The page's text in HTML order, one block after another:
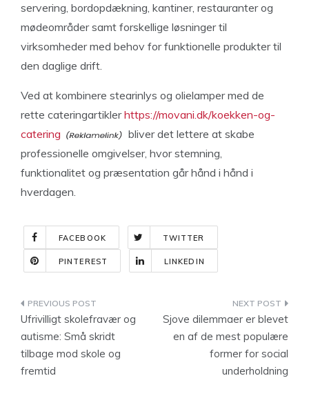
servering, bordopdækning, kantiner, restauranter og
mødeområder samt forskellige løsninger til
virksomheder med behov for funktionelle produkter til
den daglige drift.
Ved at kombinere stearinlys og olielamper med de
rette cateringartiklerhttps://movani.dk/koekken-og-
catering
bliver det lettere at skabe
professionelle omgivelser, hvor stemning,
funktionalitet og præsentation går hånd i hånd i
hverdagen.
FACEBOOK TWITTER
PINTEREST LINKEDIN
Indlægsnavigation
Ufrivilligt skolefravær og
autisme: Små skridt
tilbage mod skole og
fremtid
Sjove dilemmaer er blevet
en af de mest populære
former for social
underholdning